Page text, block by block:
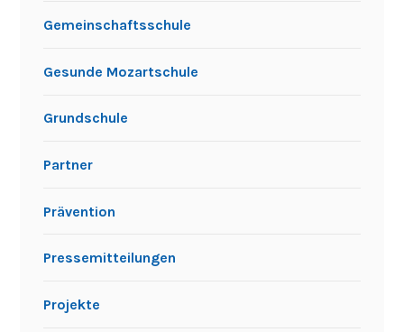
Gemeinschaftsschule
Gesunde Mozartschule
Grundschule
Partner
Prävention
Pressemitteilungen
Projekte